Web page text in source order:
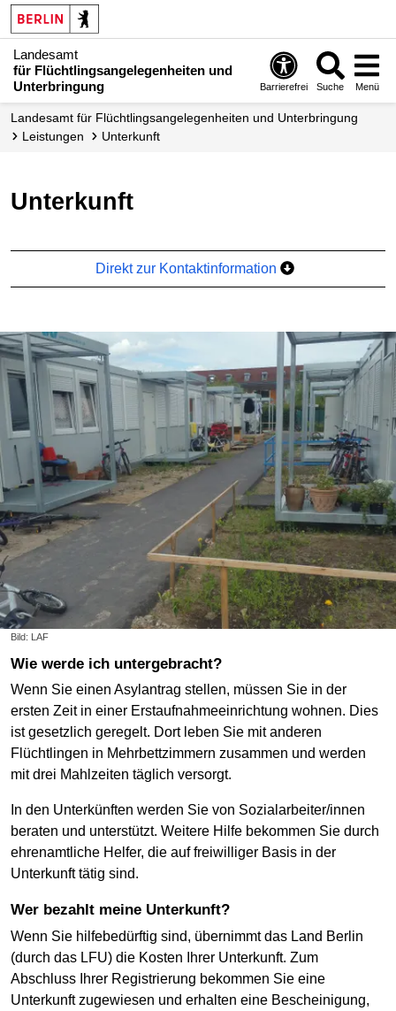
Landesamt
für Flüchtlingsangelegenheiten und
Unterbringung
Barrierefrei Suche Menü
Landesamt für Flüchtlingsangelegenheiten und Unterbringung
Leistungen
Unterkunft
Unterkunft
Direkt zur Kontaktinformation
Bild: LAF
Wie werde ich untergebracht?
Wenn Sie einen Asylantrag stellen, müssen Sie in der
ersten Zeit in einer Erstaufnahmeeinrichtung wohnen. Dies
ist gesetzlich geregelt. Dort leben Sie mit anderen
Flüchtlingen in Mehrbettzimmern zusammen und werden
mit drei Mahlzeiten täglich versorgt.
In den Unterkünften werden Sie von Sozialarbeiter/innen
beraten und unterstützt. Weitere Hilfe bekommen Sie durch
ehrenamtliche Helfer, die auf freiwilliger Basis in der
Unterkunft tätig sind.
Wer bezahlt meine Unterkunft?
Wenn Sie hilfebedürftig sind, übernimmt das Land Berlin
(durch das LFU) die Kosten Ihrer Unterkunft. Zum
Abschluss Ihrer Registrierung bekommen Sie eine
Unterkunft zugewiesen und erhalten eine Bescheinigung,